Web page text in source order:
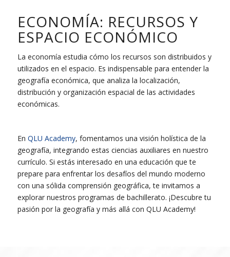
ECONOMÍA: RECURSOS Y
ESPACIO ECONÓMICO
La economía estudia cómo los recursos son distribuidos y
utilizados en el espacio. Es indispensable para entender la
geografía económica, que analiza la localización,
distribución y organización espacial de las actividades
económicas.
En QLU Academy, fomentamos una visión holística de la
geografía, integrando estas ciencias auxiliares en nuestro
currículo. Si estás interesado en una educación que te
prepare para enfrentar los desafíos del mundo moderno
con una sólida comprensión geográfica, te invitamos a
explorar nuestros programas de bachillerato. ¡Descubre tu
pasión por la geografía y más allá con QLU Academy!